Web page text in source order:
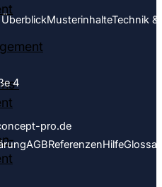
Muster­inhalteTechnik
4
pro.de
AGBReferenzenHilfeGlossar